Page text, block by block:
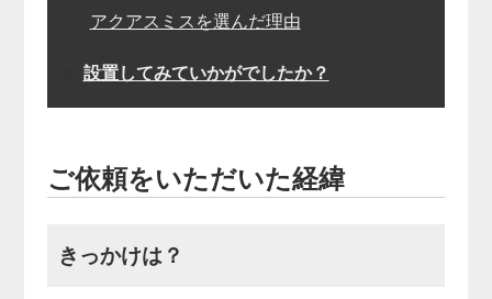
アクアスミスを選んだ理由
設置してみていかがでしたか？
ご依頼をいただいた経緯
きっかけは？